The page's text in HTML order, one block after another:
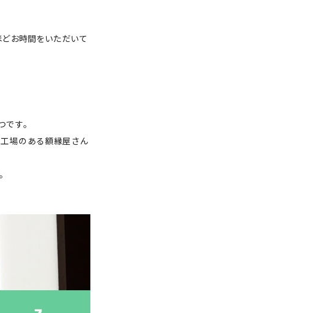
お時間をいただいて
す。
場のある額縁屋さん